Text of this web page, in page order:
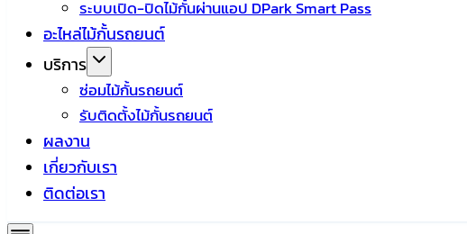
ระบบเปิด-ปิดไม้กั้นผ่านแอป DPark Smart Pass
อะไหล่ไม้กั้นรถยนต์
บริการ
ซ่อมไม้กั้นรถยนต์
รับติดตั้งไม้กั้นรถยนต์
ผลงาน
เกี่ยวกับเรา
ติดต่อเรา